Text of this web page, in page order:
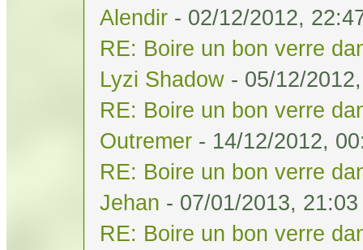
Alendir - 02/12/2012,
RE: Boire un bon verre
Lyzi Shadow - 05/12/
RE: Boire un bon verre
Outremer - 14/12/2012,
RE: Boire un bon verre
Jehan - 07/01/2013, 21:03
RE: Boire un bon verre